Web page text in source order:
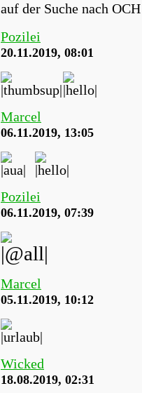
auf der Suche nach
Pozilei
20.11.2019, 08:01
Marcel
06.11.2019, 13:05
Pozilei
06.11.2019, 07:39
Marcel
05.11.2019, 10:12
Wicked
18.08.2019, 02:31